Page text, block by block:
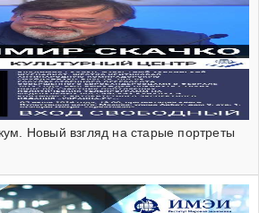
Новый взгляд на старые портреты